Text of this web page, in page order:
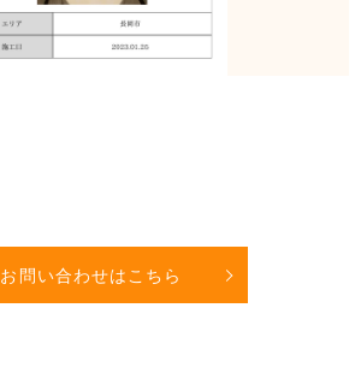
お問い合わせはこちら